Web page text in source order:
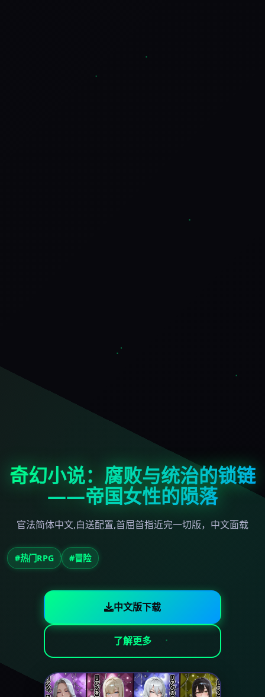
奇幻小说：腐败与统治的锁链
——帝国女性的陨落
官法简体中文,白送配置,首屈首指近完一切版，中文面载
#热门RPG #冒险
中文版下载
了解更多